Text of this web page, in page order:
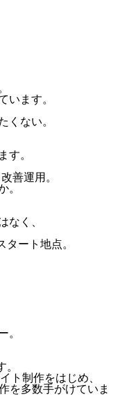
います。
くない。
す。
善運用。
。
なく、
ート地点。
。
ト制作をはじめ、
を多数手がけていま